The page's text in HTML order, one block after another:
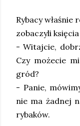
Rybacy właśnie
zobaczyli
- Witajcie,
Czy możecie
gród?
- Panie,
nie ma żadnej
rybaków.